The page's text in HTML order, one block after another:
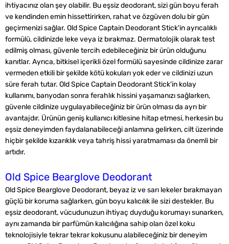
ihtiyacınız olan şey olabilir. Bu eşsiz deodorant, sizi gün boyu ferah
ve kendinden emin hissettirirken, rahat ve özgüven dolu bir gün
geçirmenizi sağlar. Old Spice Captain Deodorant Stick'in ayrıcalıklı
formülü, cildinizde leke veya iz bırakmaz. Dermatolojik olarak test
edilmiş olması, güvenle tercih edebileceğiniz bir ürün olduğunu
kanıtlar. Ayrıca, bitkisel içerikli özel formülü sayesinde cildinize zarar
vermeden etkili bir şekilde kötü kokuları yok eder ve cildinizi uzun
süre ferah tutar. Old Spice Captain Deodorant Stick'in kolay
kullanımı, banyodan sonra ferahlık hissini yaşamanızı sağlarken,
güvenle cildinize uygulayabileceğiniz bir ürün olması da ayrı bir
avantajdır. Ürünün geniş kullanıcı kitlesine hitap etmesi, herkesin bu
eşsiz deneyimden faydalanabileceği anlamına gelirken, cilt üzerinde
hiçbir şekilde kızarıklık veya tahriş hissi yaratmaması da önemli bir
artıdır.
Old Spice Bearglove Deodorant
Old Spice Bearglove Deodorant, beyaz iz ve sarı lekeler bırakmayan
güçlü bir koruma sağlarken, gün boyu kalıcılık ile sizi destekler. Bu
eşsiz deodorant, vücudunuzun ihtiyaç duyduğu korumayı sunarken,
aynı zamanda bir parfümün kalıcılığına sahip olan özel koku
teknolojisiyle tekrar tekrar kokusunu alabileceğiniz bir deneyim